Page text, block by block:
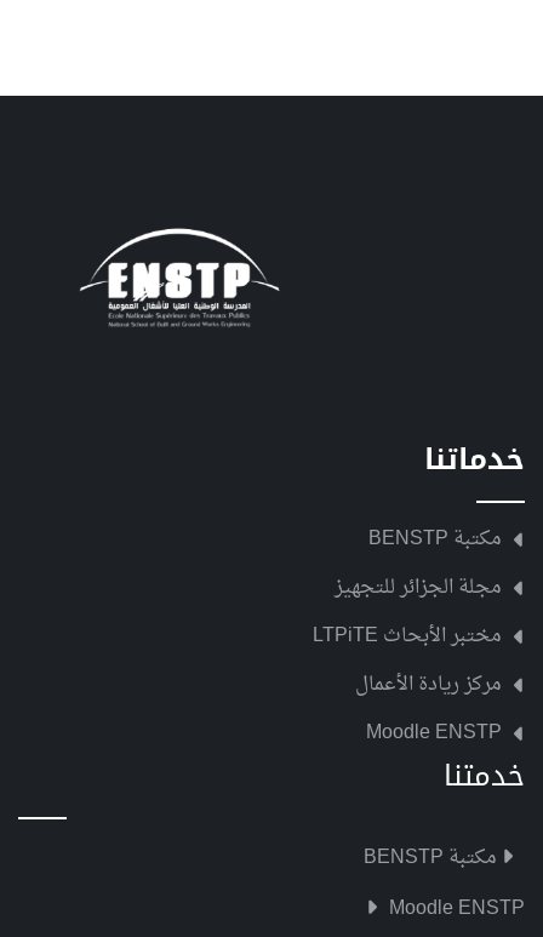
خدماتنا
مكتبة BENSTP
مجلة الجزائر للتجهيز
مختبر الأبحاث LTPiTE
مركز ريادة الأعمال
Moodle ENSTP
خدمتنا
مكتبة BENSTP
Moodle ENSTP